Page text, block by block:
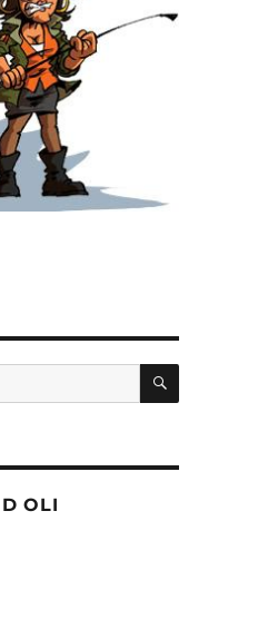
OLI